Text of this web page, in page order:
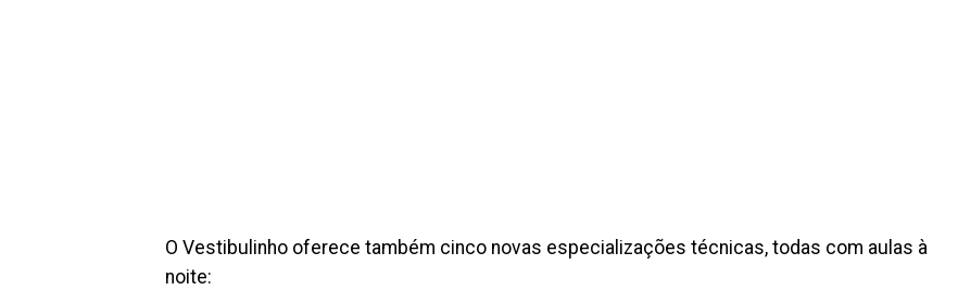
O Vestibulinho oferece também cinco novas especializações técnicas, todas com aulas à
noite: